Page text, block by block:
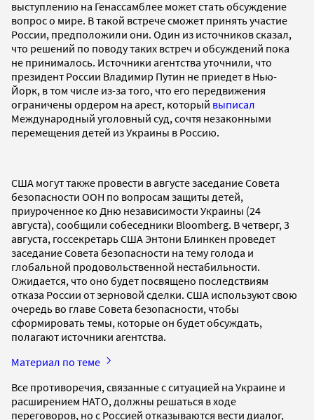
выступлению на Генассамблее может стать обсуждение
вопрос о мире. В такой встрече сможет принять участие
России, предположили они. Один из источников сказал,
что решений по поводу таких встреч и обсуждений пока
не принималось. Источники агентства уточнили, что
президент России Владимир Путин не приедет в Нью-
Йорк, в том числе из-за того, что его передвижения
ограничены ордером на арест, который выписал
Международный уголовный суд, сочтя незаконными
перемещения детей из Украины в Россию.
США могут также провести в августе заседание Совета
безопасности ООН по вопросам защиты детей,
приуроченное ко Дню независимости Украины (24
августа), сообщили собеседники Bloomberg. В четверг, 3
августа, госсекретарь США Энтони Блинкен проведет
заседание Совета безопасности на тему голода и
глобальной продовольственной нестабильности.
Ожидается, что оно будет посвящено последствиям
отказа России от зерновой сделки. США используют свою
очередь во главе Совета безопасности, чтобы
сформировать темы, которые он будет обсуждать,
полагают источники агентства.
Материал по теме
Все противоречия, связанные с ситуацией на Украине и
расширением НАТО, должны решаться в ходе
переговоров, но с Россией отказываются вести диалог,